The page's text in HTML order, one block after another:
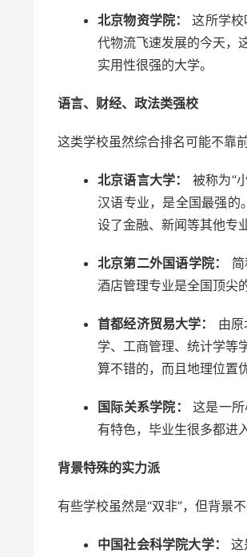
北京物资学院：
这所学
代物流飞速发展的今天，
实用性很强的大学。
语言、财经、政法类强校
这类学校虽然综合排名可能不靠
北京语言大学：
被称为“
汉语专业，是全国最强的
设了金融、新闻等其他专
北京第二外国语学院：
酒店管理专业是全国顶尖
首都经济贸易大学：
由
学、工商管理、统计学等
算不错的，而且地理位置
国际关系学院：
这是一
有特色，毕业生很多都进
背景特殊的实力派
有些学校虽然是“双非”，但背景
中国社会科学院大学：
这